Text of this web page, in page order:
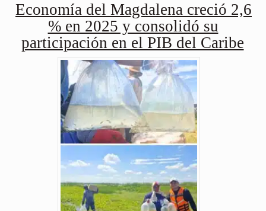
Economía del Magdalena creció 2,6
% en 2025 y consolidó su
participación en el PIB del Caribe